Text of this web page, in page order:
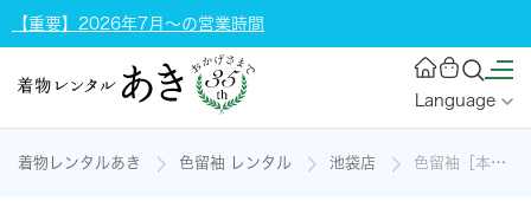
【重要】2026年7月～の営業時間
Language
着物レンタルあき 色留袖 レンタル 池袋店 色留袖［本加賀友禅・白藤色］の着物レンタル